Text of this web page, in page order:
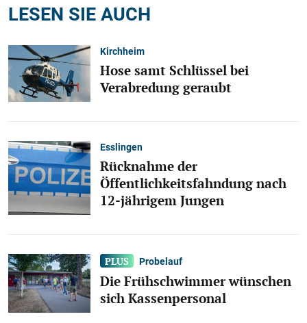
LESEN SIE AUCH
Kirchheim
Hose samt Schlüssel bei
Verabredung geraubt
Esslingen
Rücknahme der
Öffentlichkeitsfahndung nach
12-jährigem Jungen
Probelauf
Die Frühschwimmer wünschen
sich Kassenpersonal